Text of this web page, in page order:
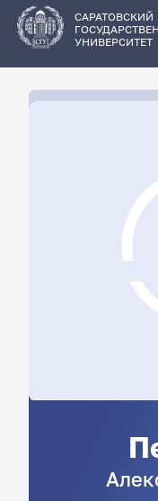
основному
содержанию
САРАТОВСКИЙ
УНИВЕРСИТЕТ